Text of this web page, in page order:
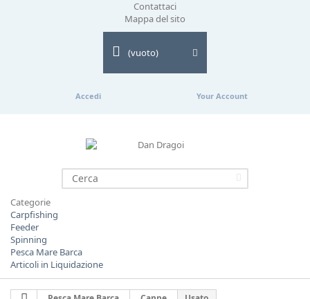
Contattaci
Mappa del sito
(vuoto)
Accedi Your Account
Categorie
Carpfishing
Feeder
Spinning
Pesca Mare Barca
Articoli in Liquidazione